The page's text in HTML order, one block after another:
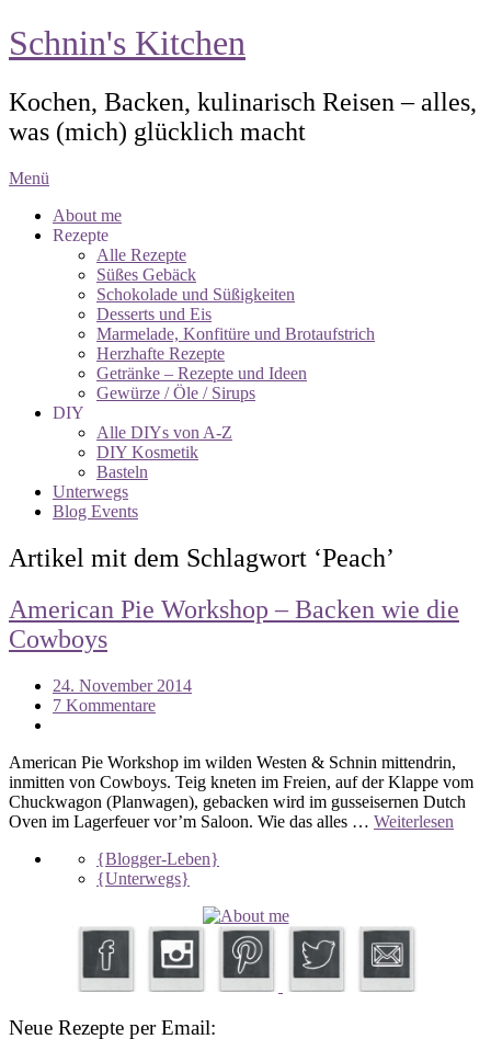
Schnin's Kitchen
Kochen, Backen, kulinarisch Reisen – alles,
was (mich) glücklich macht
Menü
About me
Rezepte
Alle Rezepte
Süßes Gebäck
Schokolade und Süßigkeiten
Desserts und Eis
Marmelade, Konfitüre und Brotaufstrich
Herzhafte Rezepte
Getränke – Rezepte und Ideen
Gewürze / Öle / Sirups
DIY
Alle DIYs von A-Z
DIY Kosmetik
Basteln
Unterwegs
Blog Events
Artikel mit dem Schlagwort ‘Peach’
American Pie Workshop – Backen wie die
Cowboys
24. November 2014
7 Kommentare
American Pie Workshop im wilden Westen & Schnin mittendrin,
inmitten von Cowboys. Teig kneten im Freien, auf der Klappe vom
Chuckwagon (Planwagen), gebacken wird im gusseisernen Dutch
Oven im Lagerfeuer vor’m Saloon. Wie das alles … Weiterlesen
{Blogger-Leben}
{Unterwegs}
Neue Rezepte per Email: